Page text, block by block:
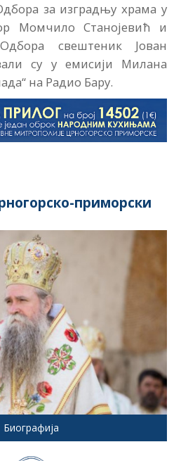
за изградњу храма у
Момчило Станојевић и
свештеник Јован
су у емисији Милана
на Радио Бару.
приморски
Биографија